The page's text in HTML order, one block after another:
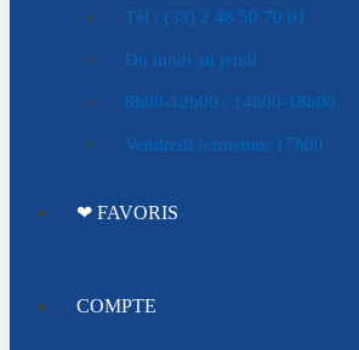
Tél : (33) 2 48 50 70 01
Du lundi au jeudi
8h00-12h00 / 14h00-18h00
Vendredi fermeture 17h00
❤ FAVORIS
COMPTE